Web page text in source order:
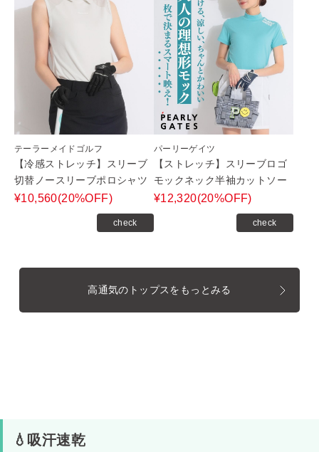
テーラーメイドゴルフ
【冷感ストレッチ】スリーブ
切替ノースリーブポロシャツ
¥10,560(20%OFF)
check
パーリーゲイツ
【ストレッチ】スリーブロゴ
モックネック半袖カットソー
¥12,320(20%OFF)
check
高通気のトップスをもっとみる
💧吸汗速乾